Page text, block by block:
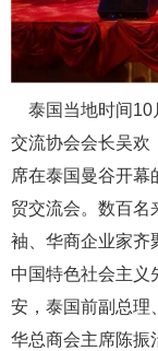
泰国当地时间10
交流协会会长吴欢
席在泰国曼谷开幕
贸交流会。数百名
袖、华商企业家齐
中国特色社会主义
安，泰国前副总理
华总商会主席陈振